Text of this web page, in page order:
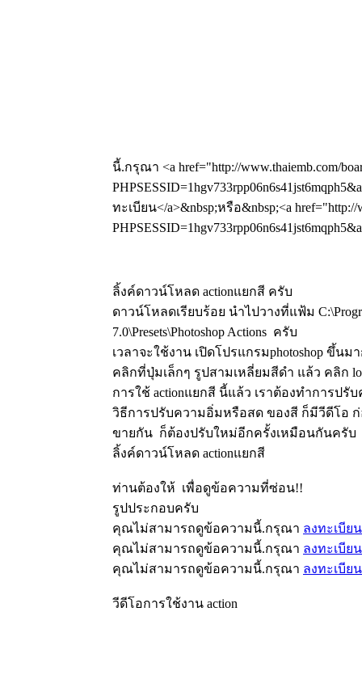
นี้.กรุณา <a href="http://www.thaiemb.com/
ทะเบียน</a>&nbsp;หรือ&nbsp;<a href="http://
ลิ้งค์ดาวน์โหลด actionแยกสี ครับ
ดาวน์โหลดเรียบร้อย นำไปวางที่แฟ้ม
7.0\Presets\Photoshop Actions ครับ
เวลาจะใช้งาน เปิดโปรแกรมphotoshop ขึ้น
คลิกที่ปุ่มเล็กๆ รูปสามเหลี่ยมสีดำ แล้ว คลิก
การใช้ actionแยกสี นี้แล้ว เราต้องทำการป
วิธีการปรับความอิ่มหรือสด ของสี ก็มีวีดีโอ
ขายกัน ก็ต้องปรับใหม่อีกครั้งเหมือนกันครับ
ลิ้งค์ดาวน์โหลด actionแยกสี
ท่านต้องให้ เพื่อดูข้อความที่ซ่อน!!
รูปประกอบครับ
คุณไม่สามารถดูข้อความนี้.กรุณา ลงทะเบียน
คุณไม่สามารถดูข้อความนี้.กรุณา ลงทะเบียน
คุณไม่สามารถดูข้อความนี้.กรุณา ลงทะเบียน
วีดีโอการใช้งาน action